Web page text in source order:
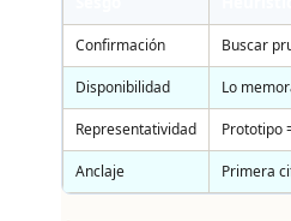
Confirmación Buscar
Disponibilidad Lo
Representatividad Prototipo
Anclaje Primera